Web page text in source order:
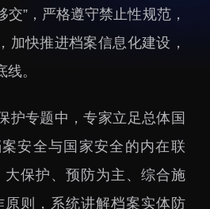
控股企业
成果超市
合作交流
”，严格遵守禁止性规范，
加快推进档案信息化建设，
。
护专题中，专家立足总体国
安全与国家安全的内在联
大保护、预防为主、综合施
原则，系统讲解档案实体防